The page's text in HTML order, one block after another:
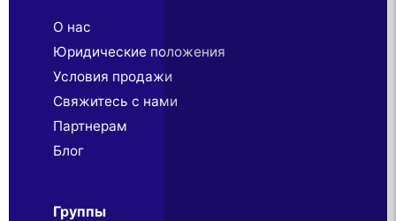
О нас
Юридические положения
Условия продажи
Свяжитесь с нами
Партнерaм
Блог
Группы